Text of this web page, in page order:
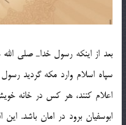
بعد از اینكه رسول خداـ صلی
سپاه اسلام وارد مكه گردید
اعلام كنند، هر كس در خانه
ابوسفیان برود در امان باشد.